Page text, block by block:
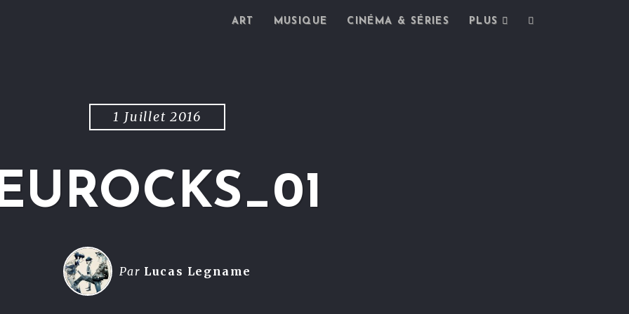
ART MUSIQUE CINÉMA & SÉRIES PLUS
1 Juillet 2016
Par Lucas Legname